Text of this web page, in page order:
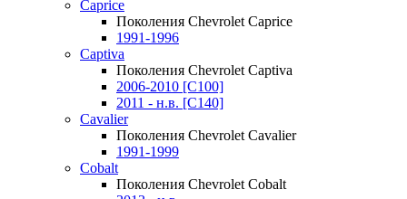
Caprice
Поколения Chevrolet Caprice
1991-1996
Captiva
Поколения Chevrolet Captiva
2006-2010 [C100]
2011 - н.в. [C140]
Cavalier
Поколения Chevrolet Cavalier
1991-1999
Cobalt
Поколения Chevrolet Cobalt